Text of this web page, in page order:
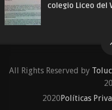
colegio Liceo del
All Rights Reserved by
2020Políticas